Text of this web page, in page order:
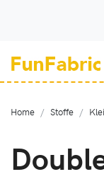
Home Stoffe